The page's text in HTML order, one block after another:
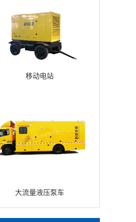
移动电站
大流量液压泵车